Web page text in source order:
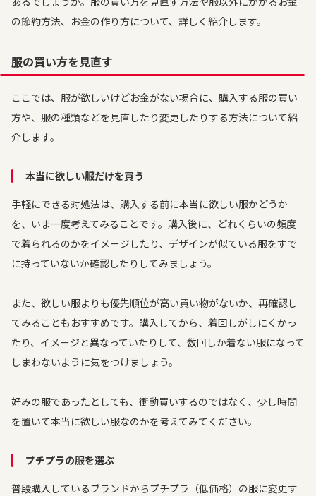
の節約方法、お金の作り方について、詳しく紹介します。
服の買い方を見直す
ここでは、服が欲しいけどお金がない場合に、購入する服の買い
方や、服の種類などを見直したり変更したりする方法について紹
介します。
本当に欲しい服だけを買う
手軽にできる対処法は、購入する前に本当に欲しい服かどうか
を、いま一度考えてみることです。購入後に、どれくらいの頻度
で着られるのかをイメージしたり、デザインが似ている服をすで
に持っていないか確認したりしてみましょう。
また、欲しい服よりも優先順位が高い買い物がないか、再確認し
てみることもおすすめです。購入してから、着回しがしにくかっ
たり、イメージと異なっていたりして、数回しか着ない服になって
しまわないように気をつけましょう。
好みの服であったとしても、衝動買いするのではなく、少し時間
を置いて本当に欲しい服なのかを考えてみてください。
プチプラの服を選ぶ
普段購入しているブランドからプチプラ（低価格）の服に変更す